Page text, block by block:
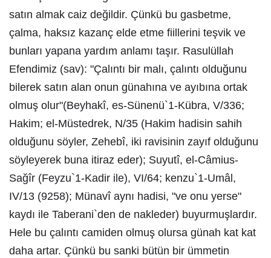
satın almak caiz değildir. Çünkü bu gasbetme,
çalma, haksız kazanç elde etme fiillerini teşvik ve
bunları yapana yardım anlamı taşır. Rasulüllah
Efendimiz (sav): "Çalıntı bir malı, çalıntı olduğunu
bilerek satın alan onun günahına ve ayıbına ortak
olmuş olur"(Beyhakî, es-Sünenü`1-Kübra, V/336;
Hakim; el-Müstedrek, N/35 (Hakim hadisin sahih
olduğunu söyler, Zehebî, iki ravisinin zayıf olduğunu
söyleyerek buna itiraz eder); Suyutî, el-Câmius-
Sağîr (Feyzu`1-Kadir ile), VI/64; kenzu`1-Umâl,
IV/13 (9258); Münavî aynı hadisi, "ve onu yerse"
kaydı ile Taberani`den de nakleder) buyurmuşlardır.
Hele bu çalıntı camiden olmuş olursa günah kat kat
daha artar. Çünkü bu sanki bütün bir ümmetin